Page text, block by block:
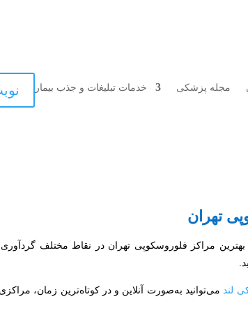
مجله پزشکی خدمات تبلیغات و جذب بیمار تهران
تهران
مراکز فلوروسکوپی تهران در نقاط مختلف
لند می‌توانید به‌صورت آنلاین و در کوتاه‌ترین زمان،